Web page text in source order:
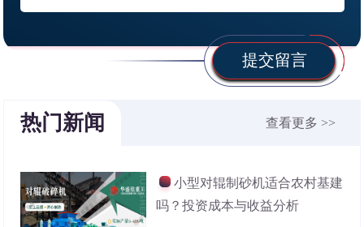
提交留言
热门新闻 查看更多 >>
小型对辊制砂机适合农村基建
吗？投资成本与收益分析